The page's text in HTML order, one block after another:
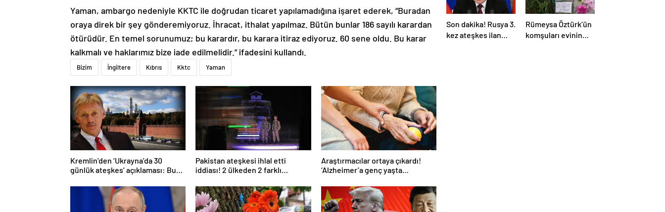
Yaman, ambargo nedeniyle KKTC ile doğrudan ticaret yapılamadığına işaret ederek, “Buradan
oraya direk bir şey gönderemiyoruz. İhracat, ithalat yapılmaz. Bütün bunlar 186 sayılı karardan
ötürüdür. En temel sorunumuz; bu karardır, bu karara itiraz ediyoruz. 60 sene oldu. Bu karar
kalkmalı ve haklarımız bize iade edilmelidir.” ifadesini kullandı.
Bizim İngiltere Kıbrıs Kktc Yaman
Kremlin’den ‘Ukrayna’da 30
günlük ateşkes’ açıklaması: Bunu
Pakistan ateşkesi ihlal etti
iddiası! 2 ülkeden 2 farklı
Araştırmacılar ortaya çıkardı!
‘Alzheimer’a genç yaşta
Son dakika! Rusya 3.
kez ateşkes ilan
Rümeysa Öztürk’ün
komşuları evinin